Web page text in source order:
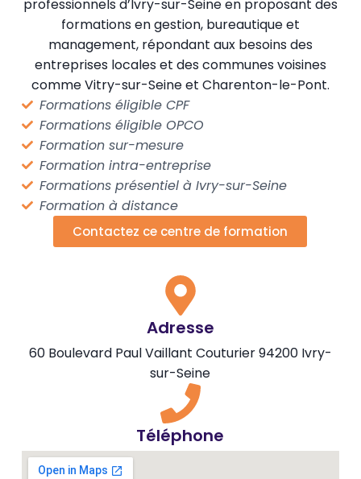
professionnels d’Ivry-sur-Seine en proposant des
formations en gestion, bureautique et
management, répondant aux besoins des
entreprises locales et des communes voisines
comme Vitry-sur-Seine et Charenton-le-Pont.
Formations éligible CPF
Formations éligible OPCO
Formation sur-mesure
Formation intra-entreprise
Formations présentiel à Ivry-sur-Seine
Formation à distance
Contactez ce centre de formation
Adresse
60 Boulevard Paul Vaillant Couturier 94200 Ivry-
sur-Seine
Téléphone